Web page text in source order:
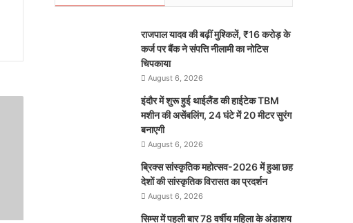
राजपाल यादव की बढ़ीं मुश्किलें, ₹16 करोड़ के
कर्ज पर बैंक ने संपत्ति नीलामी का नोटिस
चिपकाया
August 6, 2026
इंदौर में शुरू हुई थाईलैंड की हाईटेक TBM
मशीन की असेंबलिंग, 24 घंटे में 20 मीटर सुरंग
बनाएगी
August 6, 2026
ब्रिक्स सांस्कृतिक महोत्सव-2026 में हुआ छह
देशों की सांस्कृतिक विरासत का प्रदर्शन
August 6, 2026
सिम्स में पहली बार 78 वर्षीय महिला के अंडाशय